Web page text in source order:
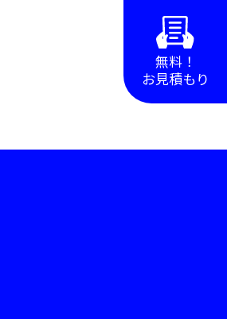
無料！
お見積もり